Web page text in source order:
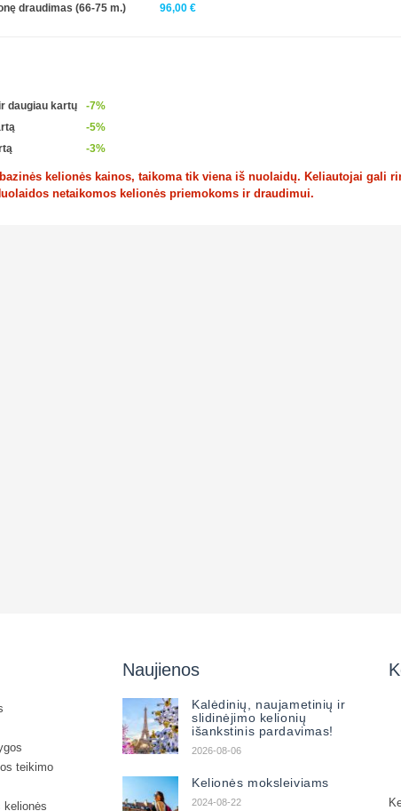
draudimas (66-75 m.)
96,00 €
daugiau kartų
-7%
-5%
-3%
kelionės kainos, taikoma tik viena iš nuolaidų. Keliautojai gali
netaikomos kelionės priemokoms ir draudimui.
teikimo
kelionės
Naujienos
Kalėdinių, naujametinių ir
slidinėjimo kelionių
išankstinis pardavimas!
2026-08-06
Kelionės moksleiviams
2024-08-22